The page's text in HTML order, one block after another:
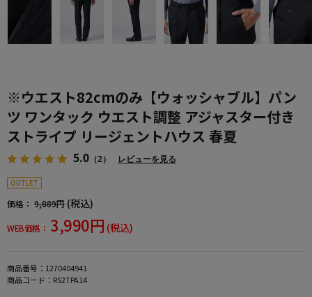
※ウエスト82cmのみ【ウォッシャブル】パン
ツ ワンタック ウエスト調整 アジャスター付き
ストライプ リージェントハウス 春夏
5.0 （2） レビューを見る
OUTLET
価格： 9,889円 (税込)
WEB価格： 3,990円 (税込)
商品番号： 1270404941
商品コード： RS2TPA14